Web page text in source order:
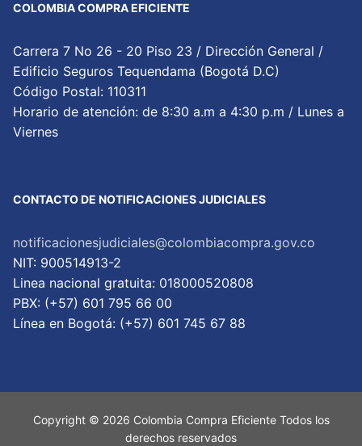
COLOMBIA COMPRA EFICIENTE
Carrera 7 No 26 - 20 Piso 23 / Dirección General /
Edificio Seguros Tequendama (Bogotá D.C)
Código Postal: 110311
Horario de atención: de 8:30 a.m a 4:30 p.m / Lunes a
Viernes
CONTACTO DE NOTIFICACIONES JUDICIALES
notificacionesjudiciales@colombiacompra.gov.co
NIT: 900514913-2
Linea nacional gratuita: 018000520808
PBX: (+57) 601 795 66 00
Lí­nea en Bogotá: (+57) 601 745 67 88
Copyright © 2026 Colombia Compra Eficiente Todos los
derechos reservados